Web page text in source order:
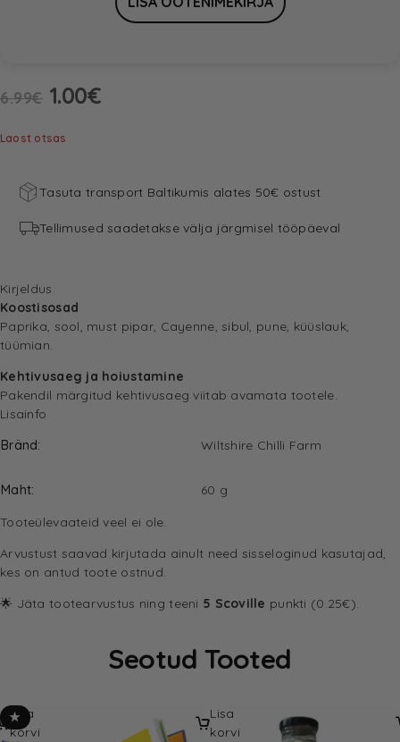
6.99€ 1.00€
Laost otsas
Tasuta transport Baltikumis alates 50€ ostust
Tellimused saadetakse välja järgmisel tööpäeval
Kirjeldus
Koostisosad
Paprika, sool, must pipar, Cayenne, sibul, pune, küüslauk,
tüümian.
Kehtivusaeg ja hoiustamine
Pakendil märgitud kehtivusaeg viitab avamata tootele.
Lisainfo
Bränd
Wiltshire Chilli Farm
Maht
60 g
Tooteülevaateid veel ei ole.
Arvustust saavad kirjutada ainult need sisseloginud kasutajad,
kes on antud toote ostnud.
🌟 Jäta tootearvustus ning teeni 5 Scoville punkti (0.25€).
Seotud Tooted
★
Lisa
korvi
Lisa
korvi